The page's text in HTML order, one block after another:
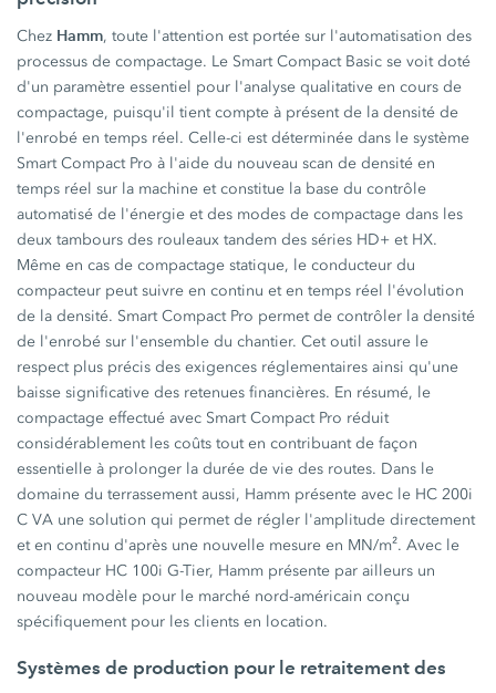
Chez Hamm, toute l'attention est portée sur l'automatisation des
processus de compactage. Le Smart Compact Basic se voit doté
d'un paramètre essentiel pour l'analyse qualitative en cours de
compactage, puisqu'il tient compte à présent de la densité de
l'enrobé en temps réel. Celle-ci est déterminée dans le système
Smart Compact Pro à l'aide du nouveau scan de densité en
temps réel sur la machine et constitue la base du contrôle
automatisé de l'énergie et des modes de compactage dans les
deux tambours des rouleaux tandem des séries HD+ et HX.
Même en cas de compactage statique, le conducteur du
compacteur peut suivre en continu et en temps réel l'évolution
de la densité. Smart Compact Pro permet de contrôler la densité
de l'enrobé sur l'ensemble du chantier. Cet outil assure le
respect plus précis des exigences réglementaires ainsi qu'une
baisse significative des retenues financières. En résumé, le
compactage effectué avec Smart Compact Pro réduit
considérablement les coûts tout en contribuant de façon
essentielle à prolonger la durée de vie des routes. Dans le
domaine du terrassement aussi, Hamm présente avec le HC 200i
C VA une solution qui permet de régler l'amplitude directement
et en continu d'après une nouvelle mesure en MN/m². Avec le
compacteur HC 100i G-Tier, Hamm présente par ailleurs un
nouveau modèle pour le marché nord-américain conçu
spécifiquement pour les clients en location.
Systèmes de production pour le retraitement des